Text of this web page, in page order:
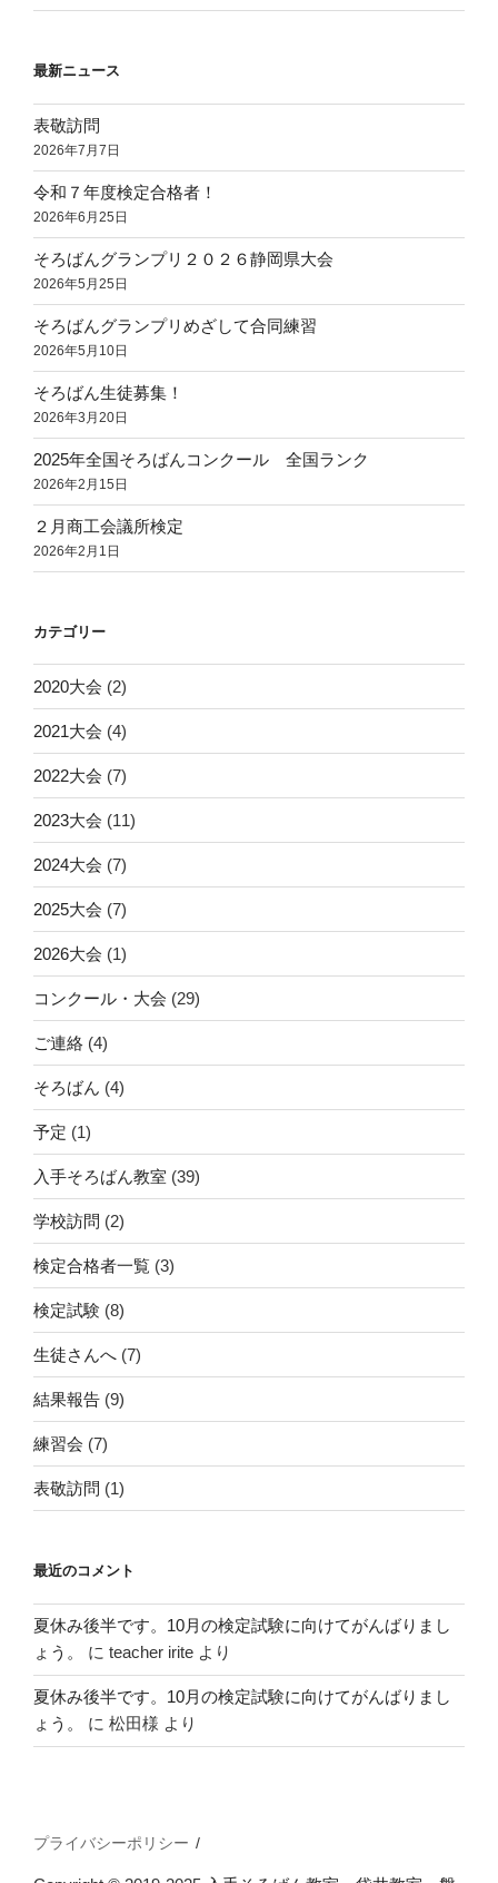
最新ニュース
表敬訪問
2026年7月7日
令和７年度検定合格者！
2026年6月25日
そろばんグランプリ２０２６静岡県大会
2026年5月25日
そろばんグランプリめざして合同練習
2026年5月10日
そろばん生徒募集！
2026年3月20日
2025年全国そろばんコンクール 全国ランク
2026年2月15日
２月商工会議所検定
2026年2月1日
カテゴリー
2020大会 (2)
2021大会 (4)
2022大会 (7)
2023大会 (11)
2024大会 (7)
2025大会 (7)
2026大会 (1)
コンクール・大会 (29)
ご連絡 (4)
そろばん (4)
予定 (1)
入手そろばん教室 (39)
学校訪問 (2)
検定合格者一覧 (3)
検定試験 (8)
生徒さんへ (7)
結果報告 (9)
練習会 (7)
表敬訪問 (1)
最近のコメント
夏休み後半です。10月の検定試験に向けてがんばりまし
ょう。
に teacher irite より
夏休み後半です。10月の検定試験に向けてがんばりまし
ょう。
に 松田様 より
プライバシーポリシー